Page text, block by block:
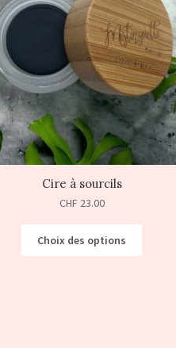
Cire à sourcils
CHF 23.00
Choix des options